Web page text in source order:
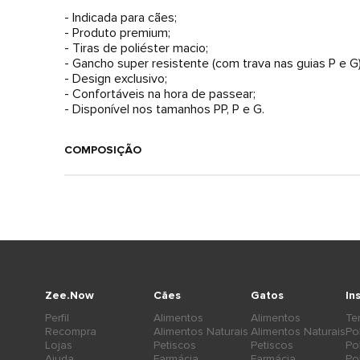
- Indicada para cães;
- Produto premium;
- Tiras de poliéster macio;
- Gancho super resistente (com trava nas guias P e
- Design exclusivo;
- Confortáveis na hora de passear;
- Disponível nos tamanhos PP, P e G.
COMPOSIÇÃO
Cães
Alimentos
Alimentos Naturais
Petiscos
Gatos
Alimentos
Alimentos Naturais
Petiscos
Zee.Now
Perfil
Recompra
Lojas